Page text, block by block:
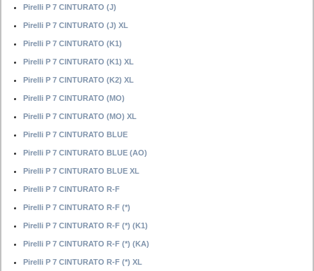
Pirelli P 7 CINTURATO (J)
Pirelli P 7 CINTURATO (J) XL
Pirelli P 7 CINTURATO (K1)
Pirelli P 7 CINTURATO (K1) XL
Pirelli P 7 CINTURATO (K2) XL
Pirelli P 7 CINTURATO (MO)
Pirelli P 7 CINTURATO (MO) XL
Pirelli P 7 CINTURATO BLUE
Pirelli P 7 CINTURATO BLUE (AO)
Pirelli P 7 CINTURATO BLUE XL
Pirelli P 7 CINTURATO R-F
Pirelli P 7 CINTURATO R-F (*)
Pirelli P 7 CINTURATO R-F (*) (K1)
Pirelli P 7 CINTURATO R-F (*) (KA)
Pirelli P 7 CINTURATO R-F (*) XL